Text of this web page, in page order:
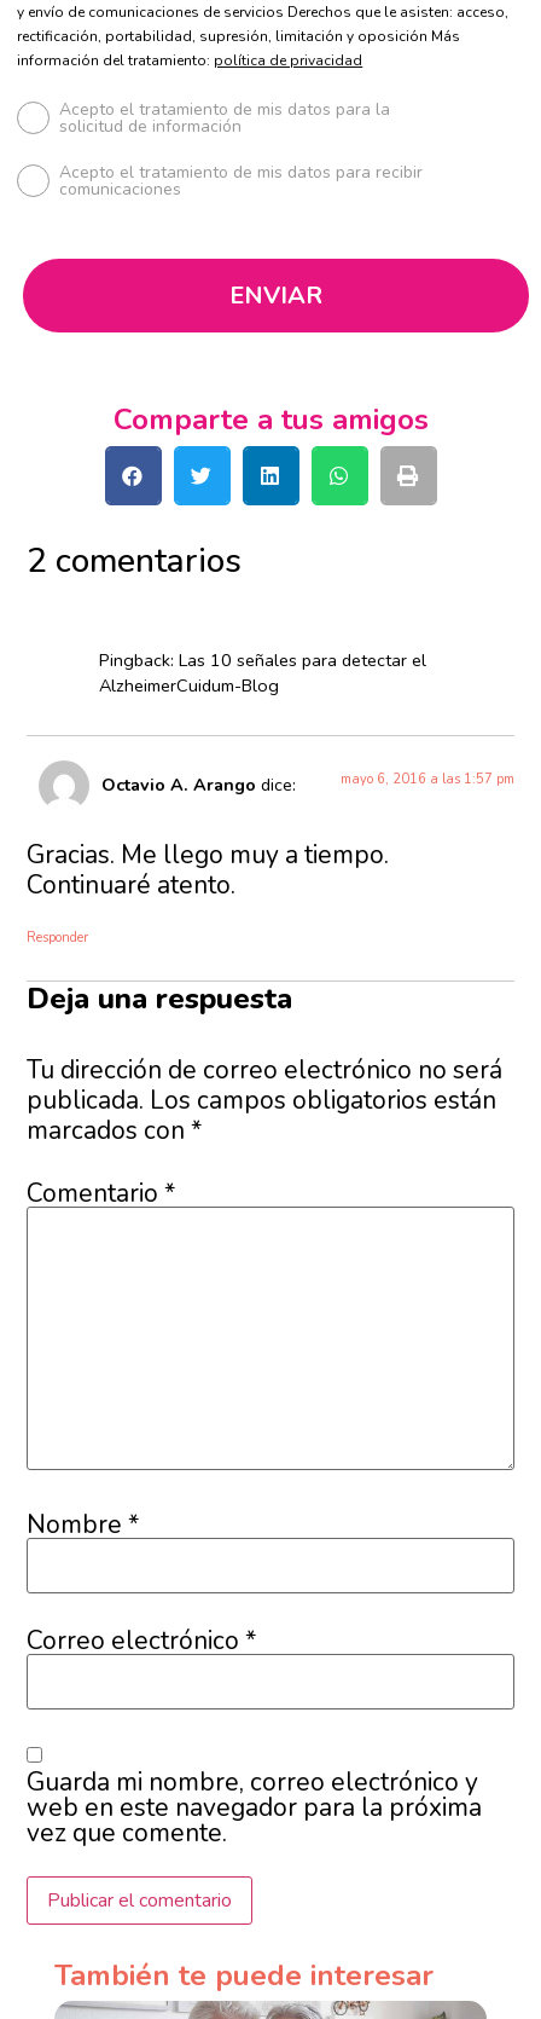
y envío de comunicaciones de servicios Derechos que le asisten: acceso,
rectificación, portabilidad, supresión, limitación y oposición Más
información del tratamiento: política de privacidad
Acepto el tratamiento de mis datos para la
solicitud de información
Acepto el tratamiento de mis datos para recibir
comunicaciones
Comparte a tus amigos
2 comentarios
Pingback: Las 10 señales para detectar el
AlzheimerCuidum-Blog
Octavio A. Arango dice: mayo 6, 2016 a las 1:57 pm
Gracias. Me llego muy a tiempo.
Continuaré atento.
Responder
Deja una respuesta
Tu dirección de correo electrónico no será
publicada. Los campos obligatorios están
marcados con*
Comentario*
Nombre*
Correo electrónico*
Guarda mi nombre, correo electrónico y
web en este navegador para la próxima
vez que comente.
También te puede interesar